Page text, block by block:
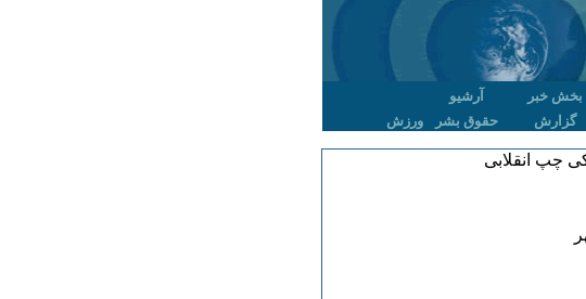
بخش خبر
آرشیو
گزارش حقوق بشر ورزش
چپ انقلابی